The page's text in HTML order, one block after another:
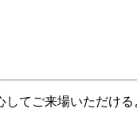
てご来場いただける